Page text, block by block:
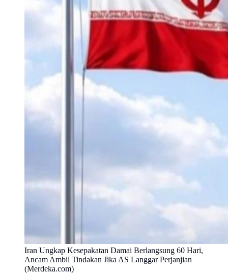
Iran Ungkap Kesepakatan Damai Berlangsung 60 Hari,
Ancam Ambil Tindakan Jika AS Langgar Perjanjian
(Merdeka.com)